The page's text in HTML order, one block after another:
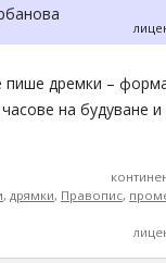
пише дремки –
на будуване
,дрямки, Правопис,